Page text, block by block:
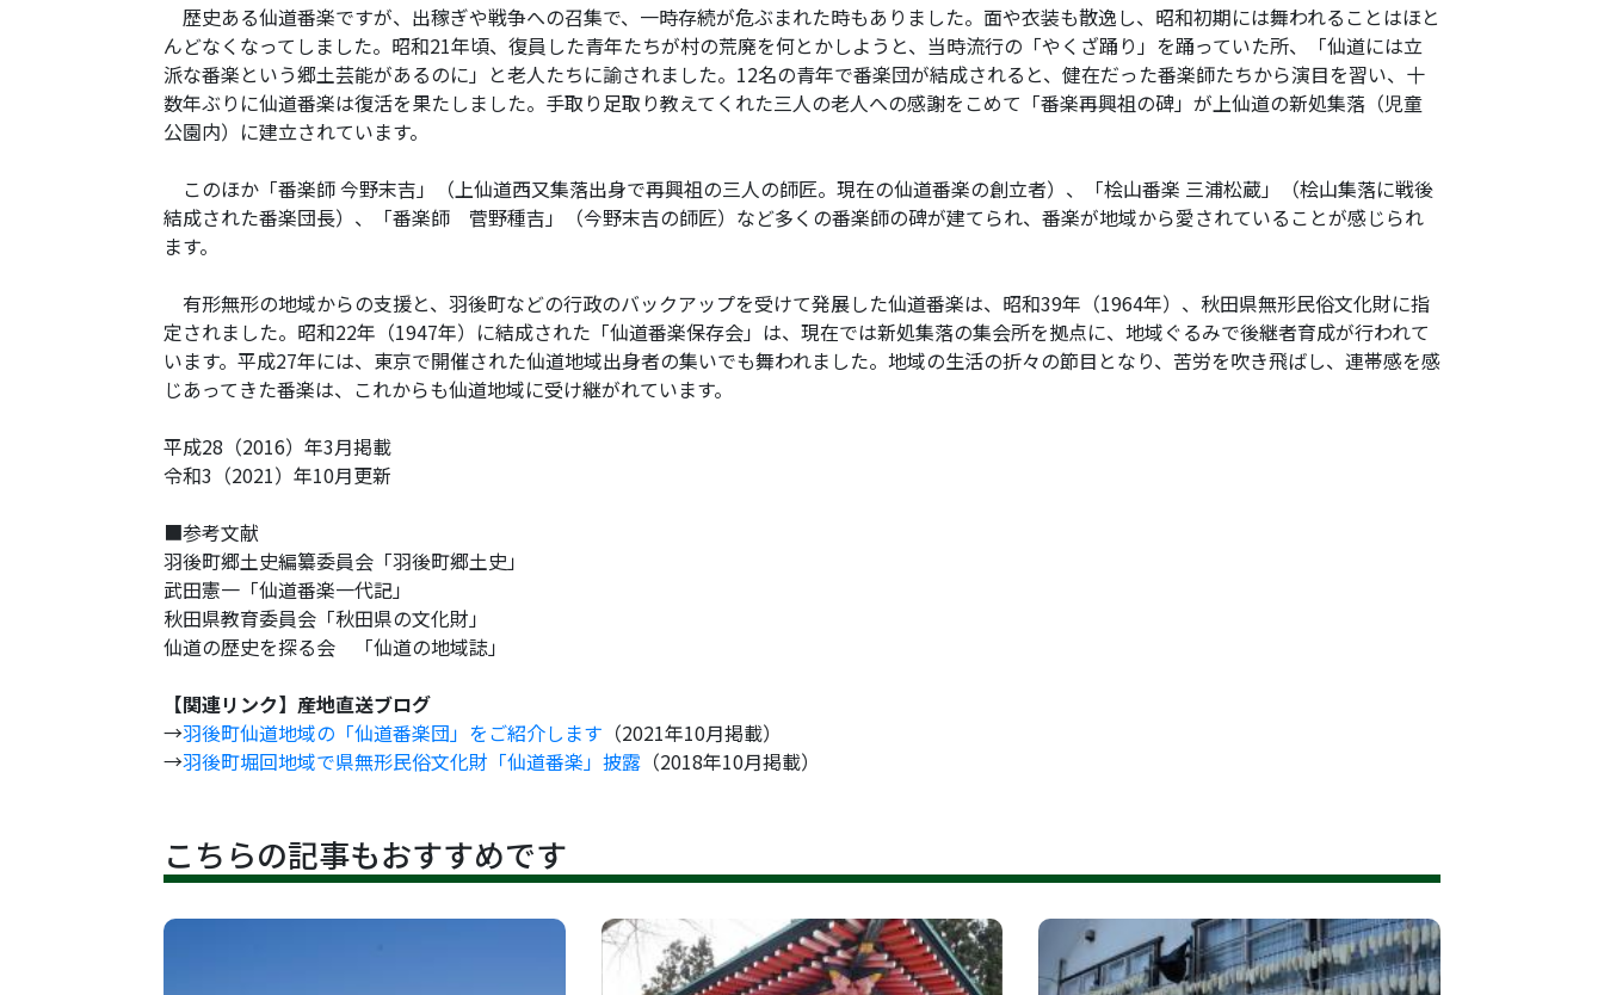
歴史ある仙道番楽ですが、出稼ぎや戦争への召集で、一時存続が危ぶまれた時もありました。面や衣装も散逸し、昭和初期には舞われることはほと
んどなくなってしました。昭和21年頃、復員した青年たちが村の荒廃を何とかしようと、当時流行の「やくざ踊り」を踊っていた所、「仙道には立
派な番楽という郷土芸能があるのに」と老人たちに諭されました。12名の青年で番楽団が結成されると、健在だった番楽師たちから演目を習い、十
数年ぶりに仙道番楽は復活を果たしました。手取り足取り教えてくれた三人の老人への感謝をこめて「番楽再興祖の碑」が上仙道の新処集落（児童
公園内）に建立されています。
このほか「番楽師 今野末吉」（上仙道西又集落出身で再興祖の三人の師匠。現在の仙道番楽の創立者）、「桧山番楽 三浦松蔵」（桧山集落に戦後
結成された番楽団長）、「番楽師 菅野種吉」（今野末吉の師匠）など多くの番楽師の碑が建てられ、番楽が地域から愛されていることが感じられ
ます。
有形無形の地域からの支援と、羽後町などの行政のバックアップを受けて発展した仙道番楽は、昭和39年（1964年）、秋田県無形民俗文化財に指
定されました。昭和22年（1947年）に結成された「仙道番楽保存会」は、現在では新処集落の集会所を拠点に、地域ぐるみで後継者育成が行われて
います。平成27年には、東京で開催された仙道地域出身者の集いでも舞われました。地域の生活の折々の節目となり、苦労を吹き飛ばし、連帯感を感
じあってきた番楽は、これからも仙道地域に受け継がれています。
平成28（2016）年3月掲載
令和3（2021）年10月更新
■参考文献
羽後町郷土史編纂委員会「羽後町郷土史」
武田憲一「仙道番楽一代記」
秋田県教育委員会「秋田県の文化財」
仙道の歴史を探る会 「仙道の地域誌」
【関連リンク】産地直送ブログ
→羽後町仙道地域の「仙道番楽団」をご紹介します （2021年10月掲載）
→羽後町堀回地域で県無形民俗文化財「仙道番楽」披露 （2018年10月掲載）
こちらの記事もおすすめです